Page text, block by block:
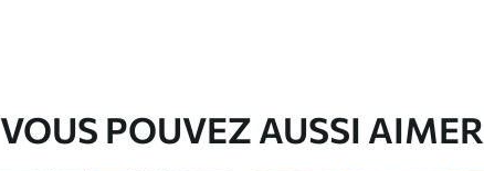
VOUS POUVEZ AUSSI AIMER